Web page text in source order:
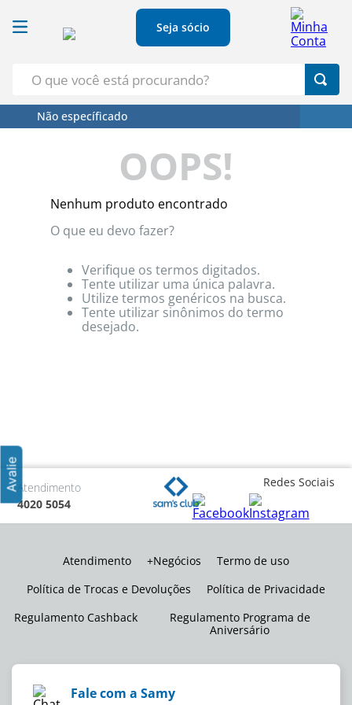
Seja sócio
Não específicado
OOPS!
Nenhum produto encontrado
O que eu devo fazer?
Verifique os termos digitados.
Tente utilizar uma única palavra.
Utilize termos genéricos na busca.
Tente utilizar sinônimos do termo
desejado.
Atendimento
4020 5054
Redes Sociais
Atendimento +Negócios
Termo de uso
Política de Trocas e Devoluções
Política de Privacidade
Regulamento Cashback
Regulamento Programa de
Aniversário
Fale com a Samy
Termos Mais Buscados
º Leite
º Papel Higienico
Azeite